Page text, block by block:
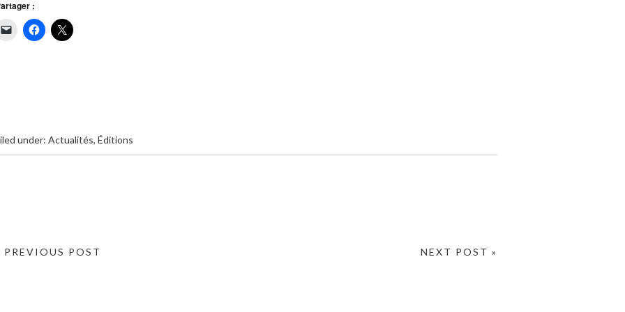
:
under: Actualités, Éditions
NEXT POST »
PREVIOUS POST